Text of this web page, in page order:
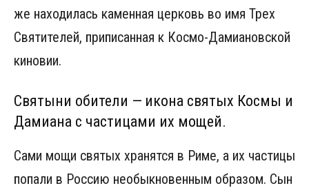
же находилась каменная церковь во имя Трех
Святителей, приписанная к Космо-Дамиановской
киновии.
Святыни обители — икона святых Космы и
Дамиана с частицами их мощей.
Сами мощи святых хранятся в Риме, а их частицы
попали в Россию необыкновенным образом. Сын